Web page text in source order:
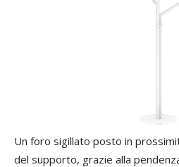
Un foro sigillato posto in
del supporto, grazie alla